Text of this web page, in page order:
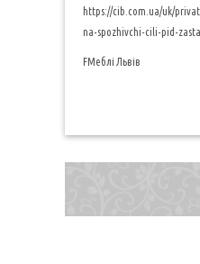
https://cib.com.ua/uk/
na-spozhivchi-cili-pid-
FМеблі Львів